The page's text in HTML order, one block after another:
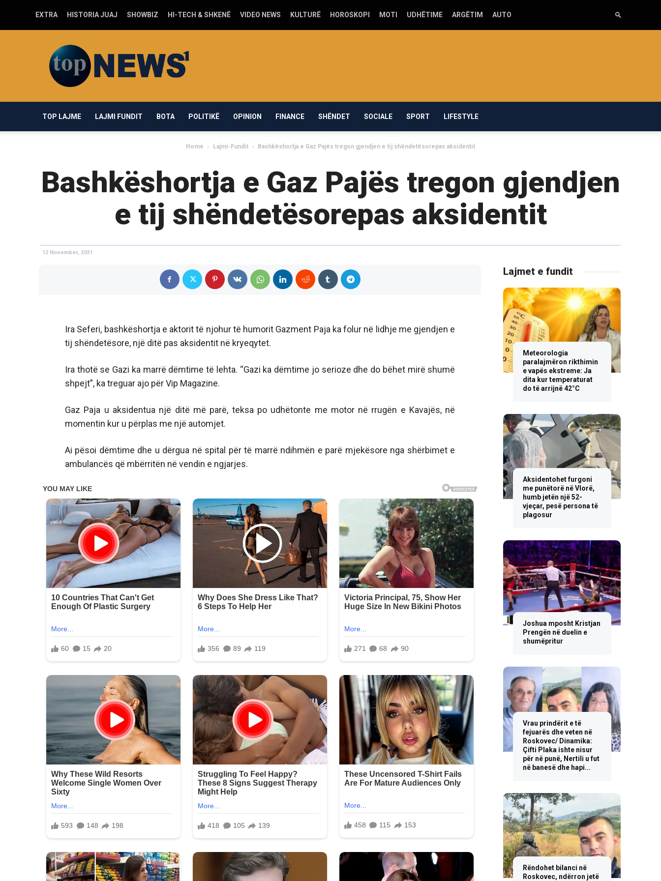
EXTRA HISTORIA JUAJ SHOWBIZ HI-TECH & SHKENË VIDEO NEWS KULTURË HOROSKOPI MOTI UDHËTIME ARGËTIM AUTO
news1.com
TOP LAJME LAJMI FUNDIT BOTA POLITIKË OPINION FINANCE SHËNDET SOCIALE SPORT LIFESTYLE
Home Lajmi-Fundit Bashkëshortja e Gaz Pajës tregon gjendjen e tij shëndetësorepas aksidentit
Bashkëshortja e Gaz Pajës tregon gjendjen
e tij shëndetësorepas aksidentit
12 November, 2021
Ira Seferi, bashkëshortja e aktorit të njohur të humorit Gazment Paja ka folur në lidhje me gjendjen e
tij shëndetësore, një ditë pas aksidentit në kryeqytet.
Ira thotë se Gazi ka marrë dëmtime të lehta. “Gazi ka dëmtime jo serioze dhe do bëhet mirë shumë
shpejt”, ka treguar ajo për Vip Magazine.
Gaz Paja u aksidentua një ditë më parë, teksa po udhëtonte me motor në rrugën e Kavajës, në
momentin kur u përplas me një automjet.
Ai pësoi dëmtime dhe u dërgua në spital për të marrë ndihmën e parë mjekësore nga shërbimet e
ambulancës që mbërritën në vendin e ngjarjes.
Lajmet e fundit
Meteorologia
paralajmëron rikthimin
e vapës ekstreme: Ja
dita kur temperaturat
do të arrijnë 42°C
Aksidentohet furgoni
me punëtorë në Vlorë,
humb jetën një 52-
vjeçar, pesë persona të
plagosur
Joshua mposht Kristjan
Prengën në duelin e
shumëpritur
Vrau prindërit e të
fejuarës dhe veten në
Roskovec/ Dinamika:
Çifti Plaka ishte nisur
për në punë, Nertili u fut
në banesë dhe hapi...
Rëndohet bilanci në
Roskovec, ndërron jetë